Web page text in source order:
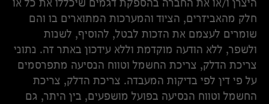
חלק מהאביזרים, הציוד והמערכות המתוארים בו והם
שומרים לעצמם את הזכות לבטל, להוסיף, לשנות
ולשפר, ללא הודעה מוקדמת וללא עידכון באתר זה. נתוני
צריכת הדלק, צריכת החשמל וטווח הנסיעה מתפרסמים
על פי דין לפי בדיקות המעבדה. צריכת הדלק, צריכת
החשמל וטווח הנסיעה בפועל מושפעים, בין היתר, גם